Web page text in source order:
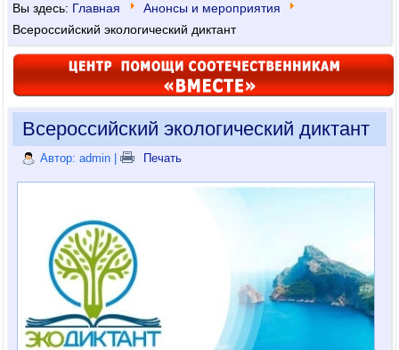
Вы здесь: Главная
Анонсы и мероприятия
Всероссийский экологический диктант
Всероссийский экологический диктант
Автор: admin | Печать